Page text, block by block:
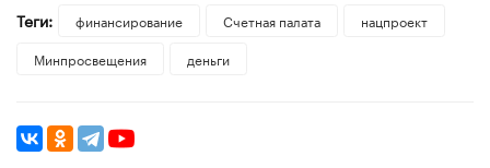
Теги: финансирование Счетная палата
нацпроект
Минпросвещения
деньги